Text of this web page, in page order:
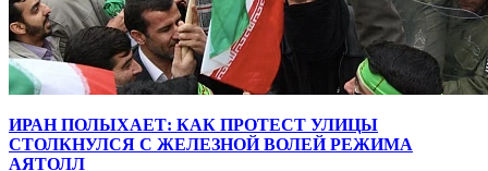
ИРАН ПОЛЫХАЕТ: КАК ПРОТЕСТ УЛИЦЫ
СТОЛКНУЛСЯ С ЖЕЛЕЗНОЙ ВОЛЕЙ РЕЖИМА
АЯТОЛЛ